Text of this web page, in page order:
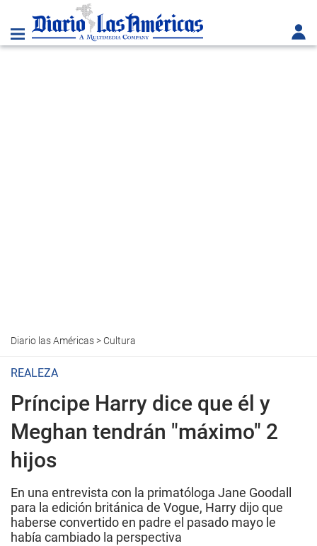
Diario las Américas> Cultura
REALEZA
Príncipe Harry dice que él y
Meghan tendrán "máximo" 2
hijos
En una entrevista con la primatóloga Jane Goodall
para la edición británica de Vogue, Harry dijo que
haberse convertido en padre el pasado mayo le
había cambiado la perspectiva